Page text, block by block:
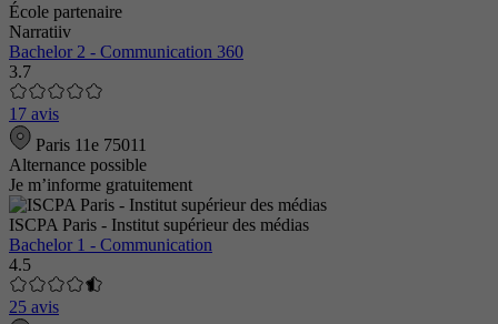
École partenaire
Narratiiv
Bachelor 2 - Communication 360
3.7
17 avis
Paris 11e 75011
Alternance possible
Je m’informe gratuitement
ISCPA Paris - Institut supérieur des médias
Bachelor 1 - Communication
4.5
25 avis